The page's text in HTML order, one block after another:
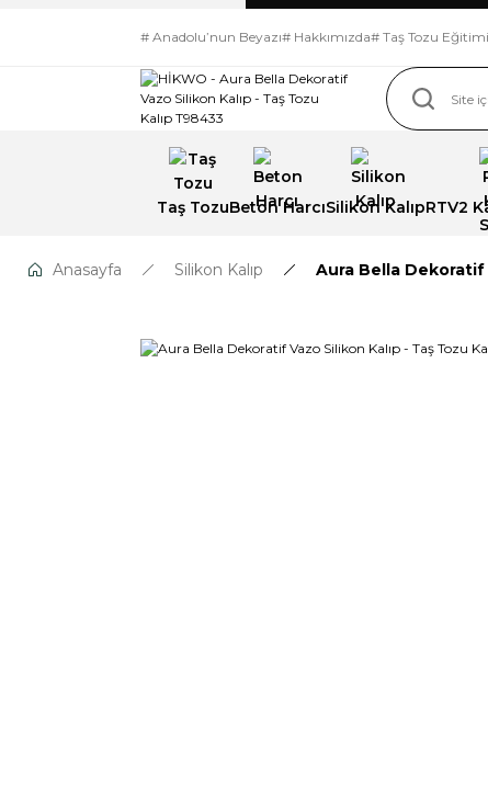
# Anadolu’nun Beyazı# Hakkımızda# Taş Tozu Eğitimi
Taş TozuBeton HarcıSilikon KalıpRTV2
Anasayfa Silikon Kalıp Aura Bella Dekoratif